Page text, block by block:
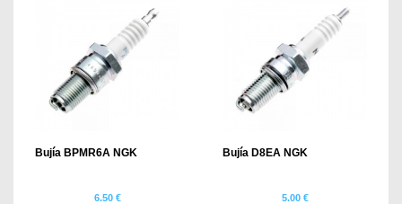
Bujía BPMR6A NGK
6.50 €
Bujía D8EA NGK
5.00 €